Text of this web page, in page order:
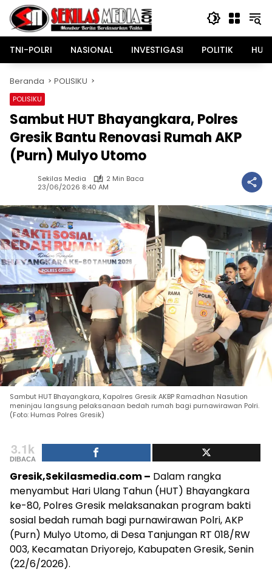
Langsung
konten
TNI-POLRI
NASIONAL INVESTIGASI POLITIK
Beranda POLISIKU
POLISIKU
Sambut HUT Bhayangkara, Polres
Gresik Bantu Renovasi Rumah AKP
(Purn) Mulyo Utomo
Sekilas Media
2 Min Baca
23/06/2026 8:40 AM
Sambut HUT Bhayangkara, Kapolres Gresik AKBP Ramadhan Nasution
meninjau langsung pelaksanaan bedah rumah bagi purnawirawan Polri.
(Foto: Humas Polres Gresik)
3.1k
DIBACA
Gresik,Sekilasmedia.com – Dalam rangka
menyambut Hari Ulang Tahun (HUT) Bhayangkara
ke-80, Polres Gresik melaksanakan program bakti
sosial bedah rumah bagi purnawirawan Polri, AKP
(Purn) Mulyo Utomo, di Desa Tanjungan RT 018/RW
003, Kecamatan Driyorejo, Kabupaten Gresik, Senin
(22/6/2026).